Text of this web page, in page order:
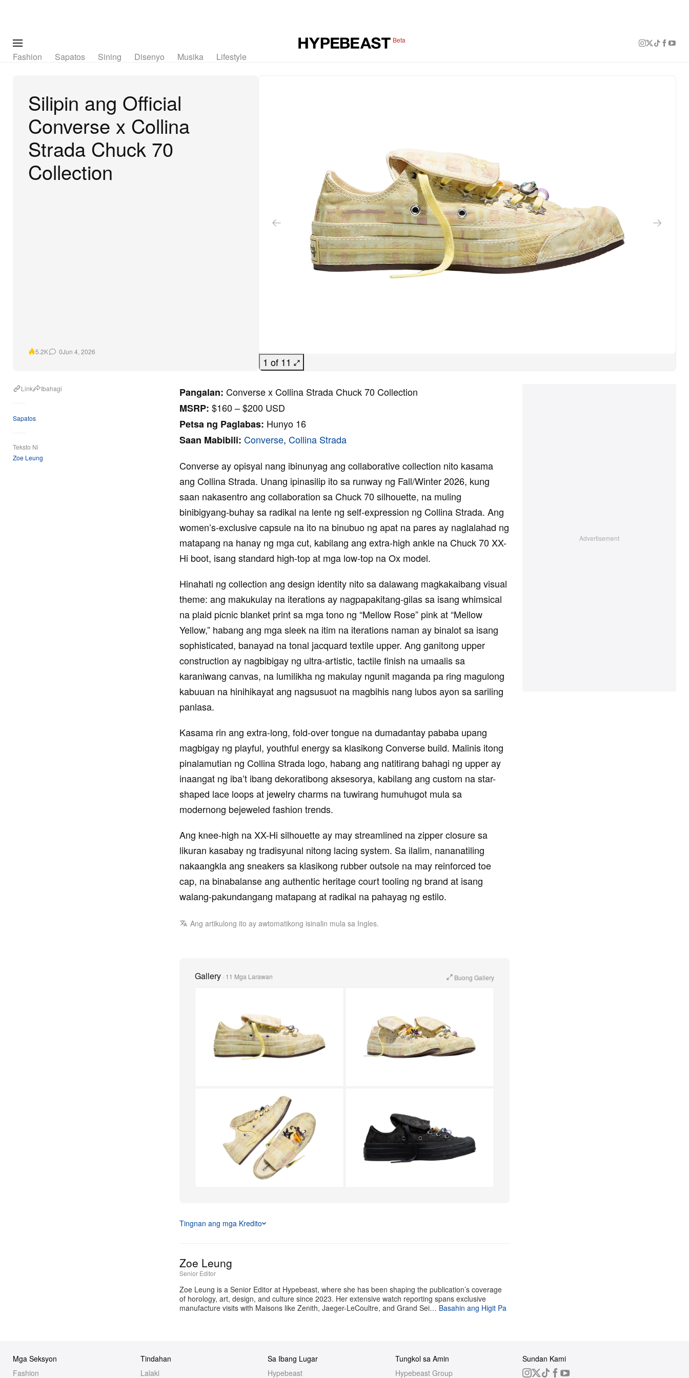
Beta
Fashion Sapatos Sining Disenyo Musika Lifestyle
Silipin ang Official
Converse x Collina
Strada Chuck 70
Collection
5.2K 0Jun 4, 2026
1 of 11
Link Ibahagi
Sapatos
Teksto Ni
Zoe Leung
Pangalan: Converse x Collina Strada Chuck 70 Collection
MSRP: $160 – $200 USD
Petsa ng Paglabas: Hunyo 16
Saan Mabibili: Converse, Collina Strada
Converseay opisyal nang ibinunyag ang collaborative collection nito kasama
ang Collina Strada. Unang ipinasilip ito sa runway ng Fall/Winter 2026, kung
saan nakasentro ang collaboration saChuck 70silhouette, na muling
binibigyang-buhay sa radikal na lente ng self‑expression ng Collina Strada. Ang
women’s-exclusive capsule na ito na binubuo ng apat na pares ay naglalahad ng
matapang na hanay ng mga cut, kabilang ang extra-high ankle na Chuck 70 XX-
Hi boot, isang standard high-top at mga low-top na Ox model.
Hinahati ng collection ang design identity nito sa dalawang magkakaibang visual
theme: ang makukulay na iterations ay nagpapakitang-gilas sa isang whimsical
na plaid picnic blanket print sa mga tono ng “Mellow Rose” pink at “Mellow
Yellow,” habang ang mga sleek na itim na iterations naman ay binalot sa isang
sophisticated, banayad na tonal jacquard textile upper. Ang ganitong upper
construction ay nagbibigay ng ultra-artistic, tactile finish na umaalis sa
karaniwang canvas, na lumilikha ng makulay ngunit maganda pa ring magulong
kabuuan na hinihikayat ang nagsusuot na magbihis nang lubos ayon sa sariling
panlasa.
Kasama rin ang extra-long, fold-over tongue na dumadantay pababa upang
magbigay ng playful, youthful energy sa klasikong Converse build. Malinis itong
pinalamutian ng Collina Strada logo, habang ang natitirang bahagi ng upper ay
inaangat ng iba’t ibang dekoratibong aksesorya, kabilang ang custom na star-
shaped lace loops at jewelry charms na tuwirang humuhugot mula sa
modernong bejeweled fashion trends.
Ang knee-high na XX-Hi silhouette ay may streamlined na zipper closure sa
likuran kasabay ng tradisyunal nitong lacing system. Sa ilalim, nananatiling
nakaangkla ang sneakers sa klasikong rubber outsole na may reinforced toe
cap, na binabalanse ang authentic heritage court tooling ng brand at isang
walang-pakundangang matapang at radikal na pahayag ng estilo.
Ang artikulong ito ay awtomatikong isinalin mula sa Ingles.
Gallery · 11 Mga Larawan Buong Gallery
Tingnan ang mga Kredito
Zoe Leung
Senior Editor
Zoe Leung is a Senior Editor at Hypebeast, where she has been shaping the publication’s coverage
of horology, art, design, and culture since 2023. Her extensive watch reporting spans exclusive
manufacture visits with Maisons like Zenith, Jaeger-LeCoultre, and Grand Sei… Basahin ang Higit Pa
Mga Seksyon
Fashion
Tindahan
Lalaki
Sa Ibang Lugar
Hypebeast
Tungkol sa Amin
Hypebeast Group
Sundan Kami